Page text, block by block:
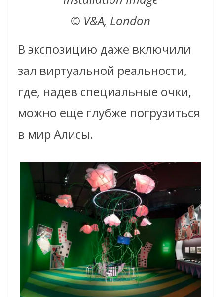
© V&A, London
В экспозицию даже включили
зал виртуальной реальности,
где, надев специальные очки,
можно еще глубже погрузиться
в мир Алисы.